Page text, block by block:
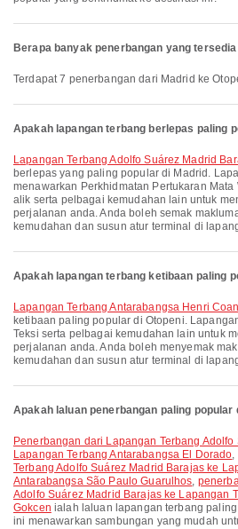
Berapa banyak penerbangan yang
Terdapat 7 penerbangan dari Madrid ke
Apakah lapangan terbang berlepas paling
Lapangan Terbang Adolfo Suárez Madrid
berlepas yang paling popular di Madrid.
menawarkan Perkhidmatan Pertukaran
alik serta pelbagai kemudahan lain untuk
perjalanan anda. Anda boleh semak
kemudahan dan susun atur terminal di
Apakah lapangan terbang ketibaan paling
Lapangan Terbang Antarabangsa Henri
ketibaan paling popular di Otopeni.
Teksi serta pelbagai kemudahan lain untuk
perjalanan anda. Anda boleh menyemak
kemudahan dan susun atur terminal di
Apakah laluan penerbangan paling popular
penerbangan dari Lapangan Terbang Adolfo Suárez Madrid Barajas ke
Lapangan Terbang Antarabangsa El Dorado,
Terbang Adolfo Suárez Madrid Barajas ke
Antarabangsa São Paulo Guarulhos,
Adolfo Suárez Madrid Barajas ke Lapangan
Gokcen ialah laluan lapangan terbang
ini menawarkan sambungan yang mudah